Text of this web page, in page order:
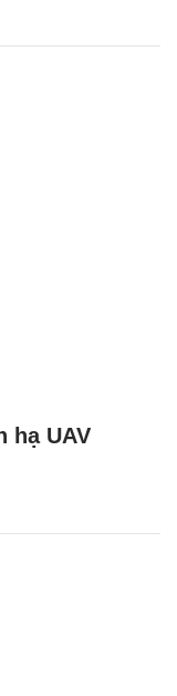
hạ UAV